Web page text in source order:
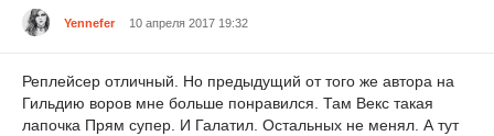
Yennefer 10 апреля 2017 19:32
Реплейсер отличный. Но предыдущий от того же автора на
Гильдию воров мне больше понравился. Там Векс такая
лапочка Прям супер. И Галатил. Остальных не менял. А тут